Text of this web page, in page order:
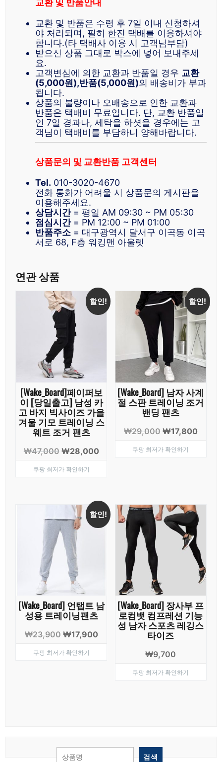
교환 및 반품은 수령 후 7일 이내 신청하셔
야 처리되며, 필히 한진 택배를 이용하셔야
합니다.(타 택배사 이용 시 고객님부담)
받으신 상품 그대로 박스에 넣어 보내주세
요.
고객변심에 의한 교환과 반품일 경우 교환
(5,000원),반품(5,000원)의 배송비가 부과
됩니다.
상품의 불량이나 오배송으로 인한 교환과
반품은 택배비 무료입니다. 단, 교환 반품일
인 7일 경과나, 세탁을 하셧을 경우에는 고
객님이 택배비를 부담하니 양해바랍니다.
상품문의 및 교환반품 고객센터
Tel. 010-3020-4670
전화 통화가 어려울 시 상품문의 게시판을
이용해주세요.
상담시간= 평일 AM 09:30 ~ PM 05:30
점심시간= PM 12:00 ~ PM 01:00
반품주소 = 대구광역시 달서구 이곡동 이곡
서로 68, F층 워킹맨 아울렛
연관 상품
할인!
[Wake_Board]페이퍼보
이 [당일출고] 남성 카
고 바지 빅사이즈 가을
겨울 기모 트레이닝 스
웨트 조거 팬츠
₩47,000 원
가
₩28,000현
쿠팡 최저가 확인하기
할인!
[Wake_Board] 남자 사계
절 스판 트레이닝 조거
밴딩 팬츠
₩29,000 원
가
₩17,800현
쿠팡 최저가 확인하기
할인!
[Wake_Board] 언탭트 남
성용 트레이닝팬츠
₩23,900 원
가
₩17,900현
쿠팡 최저가 확인하기
[Wake_Board] 장사부 프
로컴뱃 컴프레션 기능
성 남자 스포츠 레깅스
타이즈
₩9,700
쿠팡 최저가 확인하기
검색